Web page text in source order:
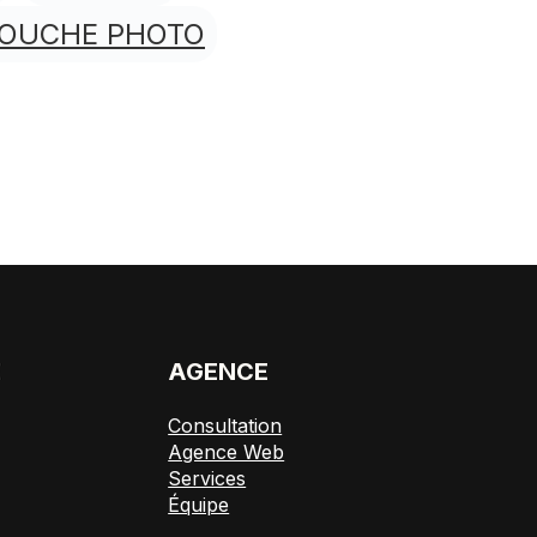
PHOTO
AGENCE
Consultation
Agence Web
Services
Équipe